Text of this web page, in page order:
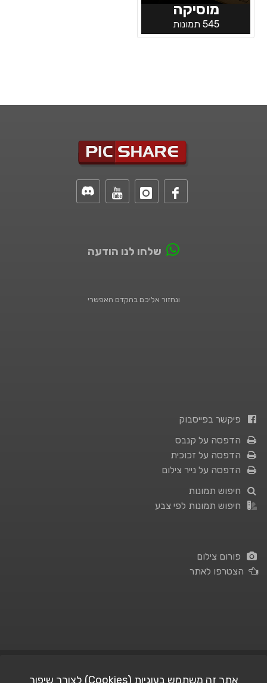
מוסיקה
545 תמונות
שלחו לנו הודעה
ונחזור אליכם בהקדם האפשרי
פיקשר בפייסבוק
הדפסה על קנבס
הדפסה על זכוכית
הדפסה על נייר צילום
חיפוש תמונות
חיפוש תמונות לפי צבע
פורום צילום
הצטרפו לאתר
אתר זה משתמש בעוגיות (Cookies) לצורך שיפור